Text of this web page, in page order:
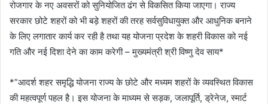
रोजगार के नए अवसरों को सुनियोजित ढंग से विकसित किया जाएगा। राज्य
सरकार छोटे शहरों को भी बड़े शहरों की तरह सर्वसुविधायुक्त और आधुनिक बनाने
के लिए लगातार कार्य कर रही है तथा यह योजना प्रदेश के शहरी विकास को नई
गति और नई दिशा देने का काम करेगी – मुख्यमंत्री श्री विष्णु देव साय*
*”आदर्श शहर समृद्धि योजना राज्य के छोटे और मध्यम शहरों के व्यवस्थित विकास
की महत्वपूर्ण पहल है। इस योजना के माध्यम से सड़क, जलापूर्ति, ड्रेनेज, स्मार्ट